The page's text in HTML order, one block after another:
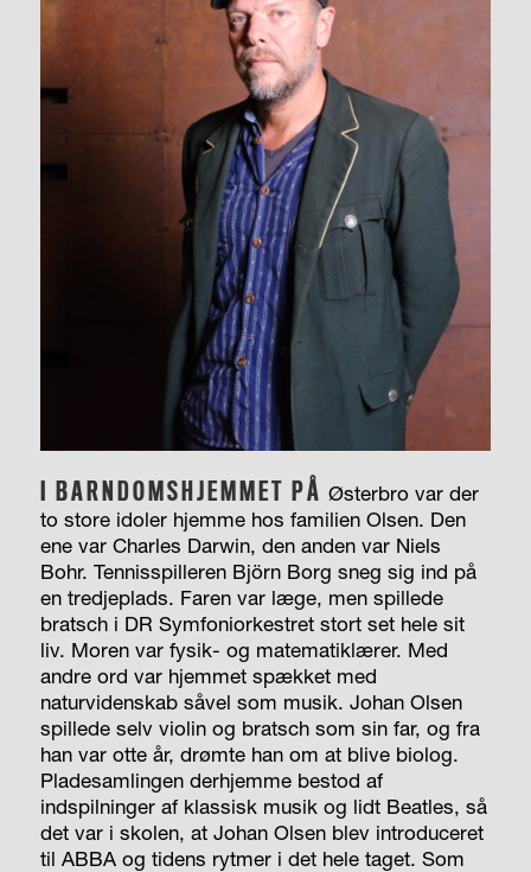
I BARNDOMSHJEMMET PÅ Østerbro var der
to store idoler hjemme hos familien Olsen. Den
ene var Charles Darwin, den anden var Niels
Bohr. Tennisspilleren Björn Borg sneg sig ind på
en tredjeplads. Faren var læge, men spillede
bratsch i DR Symfoniorkestret stort set hele sit
liv. Moren var fysik- og matematiklærer. Med
andre ord var hjemmet spækket med
naturvidenskab såvel som musik. Johan Olsen
spillede selv violin og bratsch som sin far, og fra
han var otte år, drømte han om at blive biolog.
Pladesamlingen derhjemme bestod af
indspilninger af klassisk musik og lidt Beatles, så
det var i skolen, at Johan Olsen blev introduceret
til ABBA og tidens rytmer i det hele taget. Som